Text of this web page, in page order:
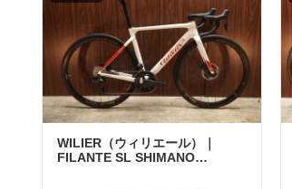
WILIER（ウィリエール）｜
FILANTE SL SHIMANO